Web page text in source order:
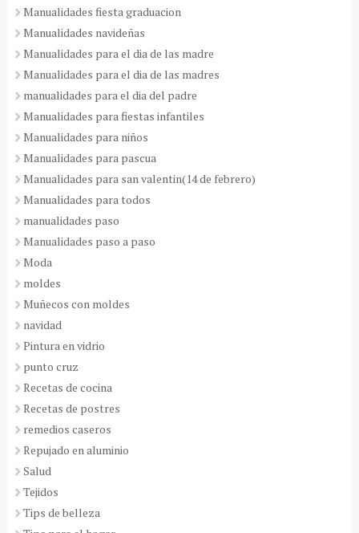
Manualidades fiesta graduacion
Manualidades navideñas
Manualidades para el dia de las madre
Manualidades para el dia de las madres
manualidades para el dia del padre
Manualidades para fiestas infantiles
Manualidades para niños
Manualidades para pascua
Manualidades para san valentin(14 de febrero)
Manualidades para todos
manualidades paso
Manualidades paso a paso
Moda
moldes
Muñecos con moldes
navidad
Pintura en vidrio
punto cruz
Recetas de cocina
Recetas de postres
remedios caseros
Repujado en aluminio
Salud
Tejidos
Tips de belleza